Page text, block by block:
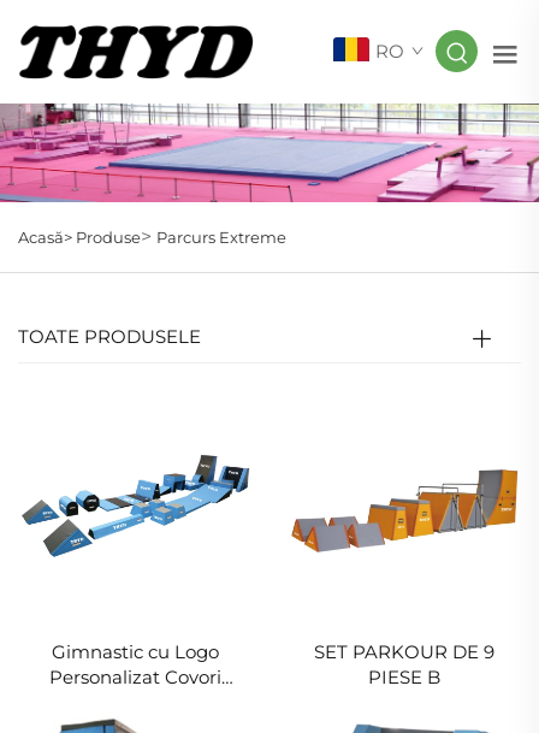
RO
Acasă> Produse> Parcurs Extreme
TOATE PRODUSELE
Gimnastic cu Logo
Personalizat Covori
pentru Copii Covor PVC &
SET PARKOUR DE 9
PIESE B